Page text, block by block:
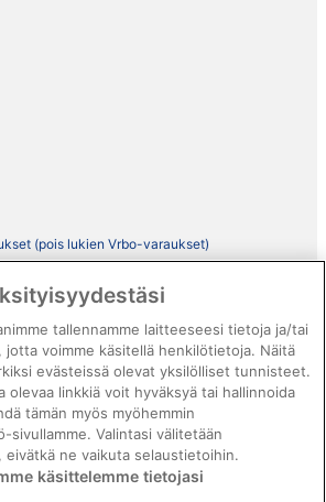
(pois lukien Vrbo-varaukset)
ehdot
meihin yhteyttä
tekeminen sisällöstä
tallennamme laitteeseesi tietoja ja/tai
jotta voimme käsitellä henkilötietoja. Näitä
evästeissä olevat yksilölliset tunnisteet.
olevaa linkkiä voit hyväksyä tai hallinnoida
tämän myös myöhemmin
sivullamme. Valintasi välitetään
eivätkä ne vaikuta selaustietoihin.
käsittelemme tietojasi